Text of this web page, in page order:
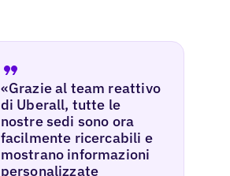
«Grazie al team reattivo
di Uberall, tutte le
nostre sedi sono ora
facilmente ricercabili e
mostrano informazioni
personalizzate